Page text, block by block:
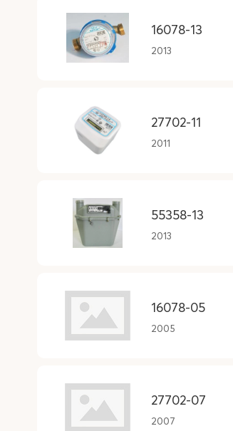
16078-13
2013
27702-11
2011
55358-13
2013
16078-05
2005
27702-07
2007